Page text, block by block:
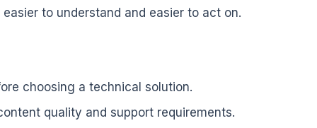
to understand and easier to act on.
choosing a technical solution.
quality and support requirements.